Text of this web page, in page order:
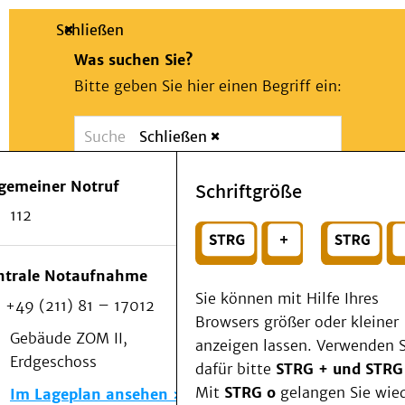
Suche
Schließen
Was suchen Sie?
Bitte geben Sie hier einen Begriff ein:
Suchen
Wählen Sie ein Thema für Ihren
Notfall
Schließen
Notruf
112
Notaufnahme
+49 (211) 81 – 17012
Gebäude ZOM II,
Erdgeschoss
Im Lageplan ansehen
Schriftgröße
Sie können mit Hilfe Ihres
Browsers größer oder kleiner
anzeigen lassen. Verwenden
dafür bitte STRG + und
Mit STRG o gelangen Sie
Patienten & Besucher
Als Patient am UKD
Beratung und Unterstützung
Veranstaltungen
Kommunikation im Medizinwesen (KIM)
Notfall
Forschung & Lehre
Medizinische Fakultät